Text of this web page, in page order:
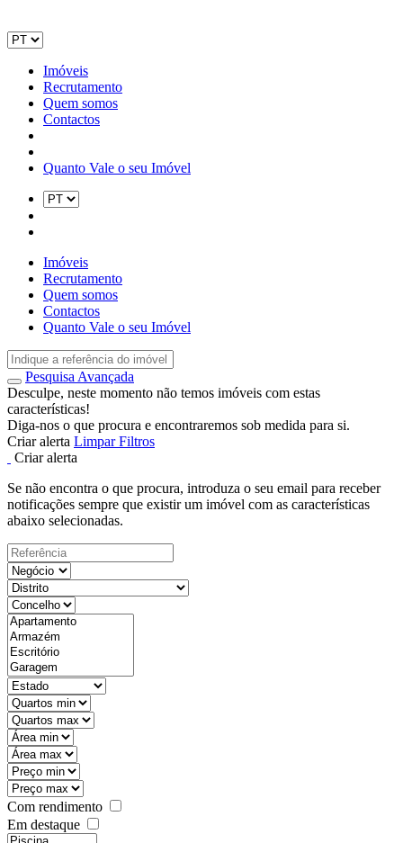
Imóveis
Recrutamento
Quem somos
Contactos
Quanto Vale o seu Imóvel
Imóveis
Recrutamento
Quem somos
Contactos
Quanto Vale o seu Imóvel
Pesquisa Avançada
Desculpe, neste momento não temos imóveis com estas
características!
Diga-nos o que procura e encontraremos sob medida para si.
Criar alerta Limpar Filtros
Criar alerta
Se não encontra o que procura, introduza o seu email para receber
notificações sempre que existir um imóvel com as características
abaixo selecionadas.
Com rendimento
Em destaque